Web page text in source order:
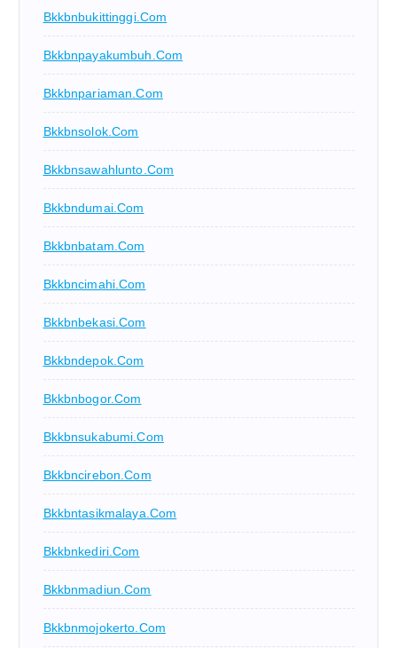
Bkkbnbukittinggi.com
Bkkbnpayakumbuh.com
Bkkbnpariaman.com
Bkkbnsolok.com
Bkkbnsawahlunto.com
Bkkbndumai.com
Bkkbnbatam.com
Bkkbncimahi.com
Bkkbnbekasi.com
Bkkbndepok.com
Bkkbnbogor.com
Bkkbnsukabumi.com
Bkkbncirebon.com
Bkkbntasikmalaya.com
Bkkbnkediri.com
Bkkbnmadiun.com
Bkkbnmojokerto.com